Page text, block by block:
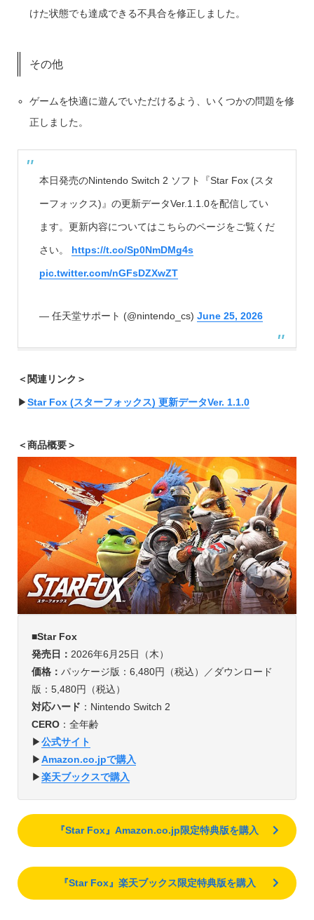
けた状態でも達成できる不具合を修正しました。
その他
ゲームを快適に遊んでいただけるよう、いくつかの問題を修
正しました。
本日発売のNintendo Switch 2 ソフト『Star Fox (スタ
ーフォックス)』の更新データVer.1.1.0を配信してい
ます。更新内容についてはこちらのページをご覧くだ
さい。 https://t.co/Sp0NmDMg4s
pic.twitter.com/nGFsDZXwZT
— 任天堂サポート (@nintendo_cs) June 25, 2026
＜関連リンク＞
▶︎Star Fox (スターフォックス) 更新データVer. 1.1.0
＜商品概要＞
■Star Fox
発売日： 2026年6月25日（木）
価格： パッケージ版：6,480円（税込）／ダウンロード
版：5,480円（税込）
対応ハード ：Nintendo Switch 2
CERO：全年齢
▶︎公式サイト
▶︎Amazon.co.jpで購入
▶︎楽天ブックスで購入
『Star Fox』Amazon.co.jp限定特典版を購入
『Star Fox』楽天ブックス限定特典版を購入